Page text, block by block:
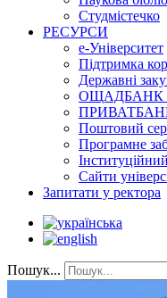
Студмістечко
РЕСУРСИ
е-Університет
Підтримка
Державні
ОЩАДБАНК
Поштовий
Програмне
Сайти
Запитати у ректора
Пошук...